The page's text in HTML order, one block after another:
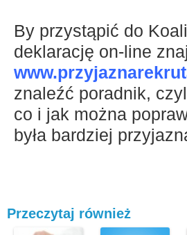
By przystąpić do
deklarację on-line
znaleźć poradnik,
co i jak można
była bardziej
Przeczytaj również